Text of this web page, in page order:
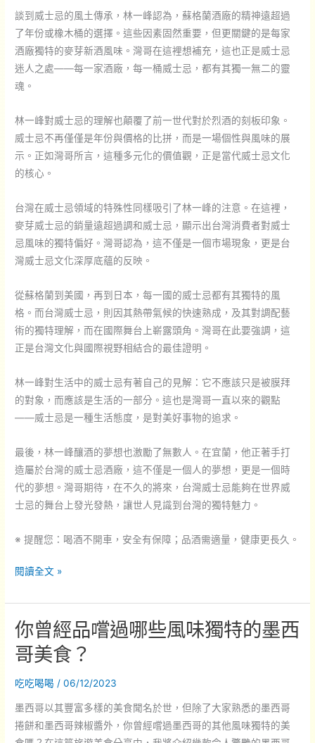
談到威士忌的風土傳承，林一峰認為，蘇格蘭酒廠的精神遠超過
了年份或橡木桶的選擇。這些因素固然重要，但更關鍵的是每家
酒廠獨特的麥芽新酒風味。灣哥在這裡想補充，這也正是威士忌
迷人之處——每一家酒廠，每一桶威士忌，都有其獨一無二的靈
魂。
林一峰對威士忌的理解也顛覆了前一世代對於烈酒的刻板印象。
威士忌不再僅僅是年份與價格的比拼，而是一場個性與風味的展
示。正如灣哥所言，這種多元化的價值觀，正是當代威士忌文化
的核心。
台灣在威士忌領域的特殊性同樣吸引了林一峰的注意。在這裡，
麥芽威士忌的銷量遠超過調和威士忌，顯示出台灣消費者對威士
忌風味的獨特偏好。灣哥認為，這不僅是一個市場現象，更是台
灣威士忌文化深厚底蘊的反映。
從蘇格蘭到美國，再到日本，每一國的威士忌都有其獨特的風
格。而台灣威士忌，則因其熱帶氣候的快速熟成，及其對調配藝
術的獨特理解，而在國際舞台上嶄露頭角。灣哥在此要強調，這
正是台灣文化與國際視野相結合的最佳證明。
林一峰對生活中的威士忌有著自己的見解：它不應該只是被膜拜
的對象，而應該是生活的一部分。這也是灣哥一直以來的觀點
——威士忌是一種生活態度，是對美好事物的追求。
最後，林一峰釀酒的夢想也激勵了無數人。在宜蘭，他正著手打
造屬於台灣的威士忌酒廠，這不僅是一個人的夢想，更是一個時
代的夢想。灣哥期待，在不久的將來，台灣威士忌能夠在世界威
士忌的舞台上發光發熱，讓世人見識到台灣的獨特魅力。
※ 提醒您：喝酒不開車，安全有保障；品酒需適量，健康更長久。
從
野
到
酒
杯：
台
威
士
閱讀全文 »
你曾經品嚐過哪些風味獨特的墨西
哥美食？
吃吃喝喝 /06/12/2023
墨西哥以其豐富多樣的美食聞名於世，但除了大家熟悉的墨西哥
捲餅和墨西哥辣椒醬外，你曾經嚐過墨西哥的其他風味獨特的美